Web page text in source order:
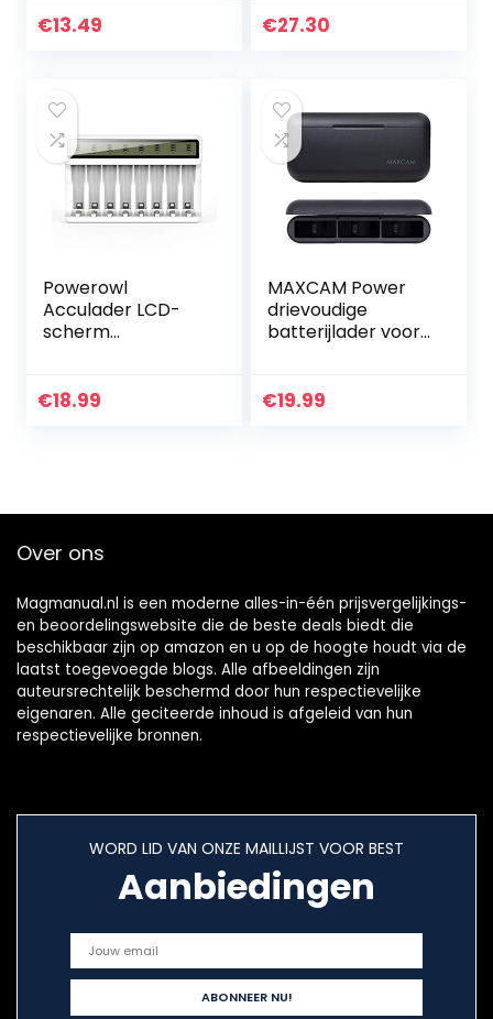
€13.49 €27.30
Powerowl
Acculader LCD-
scherm
onafhankelijke
€18.99
MAXCAM Power
drievoudige
batterijlader voor
RO9 Enduro Black
€19.99
Over ons
Magmanual.nl is een moderne alles-in-één prijsvergelijkings-
en beoordelingswebsite die de beste deals biedt die
beschikbaar zijn op amazon en u op de hoogte houdt via de
laatst toegevoegde blogs. Alle afbeeldingen zijn
auteursrechtelijk beschermd door hun respectievelijke
eigenaren. Alle geciteerde inhoud is afgeleid van hun
respectievelijke bronnen.
WORD LID VAN ONZE MAILLIJST VOOR BEST
Aanbiedingen